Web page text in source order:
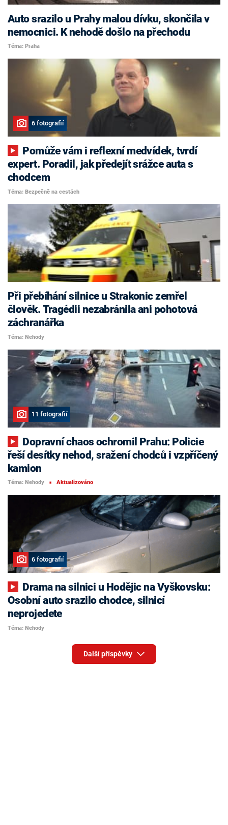
Auto srazilo u Prahy malou dívku, skončila v
nemocnici. K nehodě došlo na přechodu
Téma: Praha
6 fotografií
expert. Poradil, jak předejít srážce auta s
chodcem
Téma: Bezpečně na cestách
Při přebíhání silnice u Strakonic zemřel
člověk. Tragédii nezabránila ani pohotová
záchranářka
Téma: Nehody
11 fotografií
řeší desítky nehod, sražení chodců i vzpříčený
kamion
Téma: Nehody ■ Aktualizováno
6 fotografií
Osobní auto srazilo chodce, silnicí
neprojedete
Téma: Nehody
Další příspěvky